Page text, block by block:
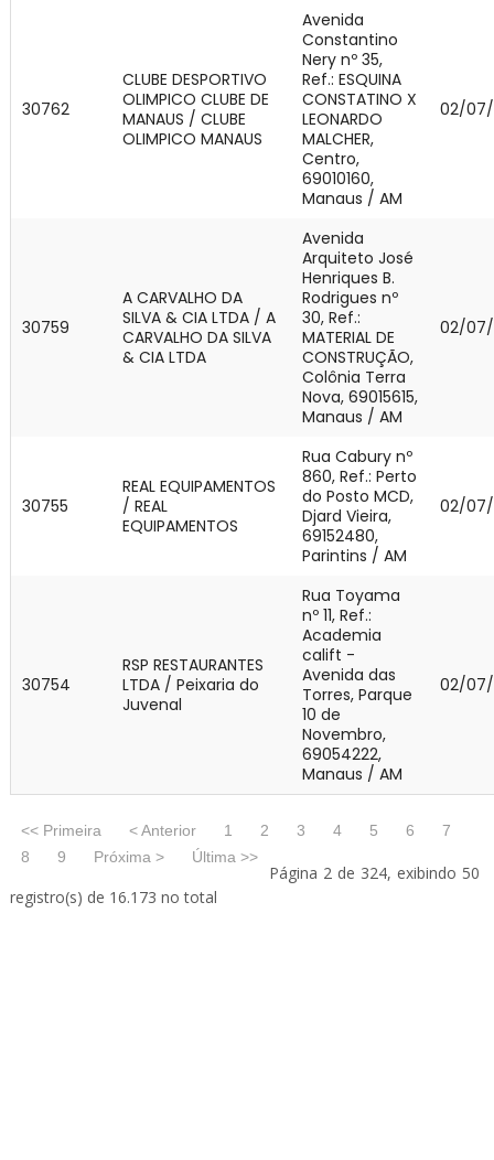
30762
CLUBE DESPORTIVO
OLIMPICO CLUBE DE
MANAUS / CLUBE
OLIMPICO MANAUS
Avenida
Constantino
Nery nº 35,
Ref.: ESQUINA
CONSTATINO X
LEONARDO
MALCHER,
Centro,
69010160,
Manaus / AM
02/
30759
A CARVALHO DA
SILVA & CIA LTDA / A
CARVALHO DA SILVA
& CIA LTDA
Avenida
Arquiteto José
Henriques B.
Rodrigues nº
30, Ref.:
MATERIAL DE
CONSTRUÇÃO,
Colônia Terra
Nova, 69015615,
Manaus / AM
02/
30755
REAL EQUIPAMENTOS
/ REAL
EQUIPAMENTOS
Rua Cabury nº
860, Ref.: Perto
do Posto MCD,
Djard Vieira,
69152480,
Parintins / AM
02/
30754
RSP RESTAURANTES
LTDA / Peixaria do
Juvenal
Rua Toyama
nº 11, Ref.:
Academia
calift -
Avenida das
Torres, Parque
10 de
Novembro,
69054222,
Manaus / AM
02/
<< Primeira < Anterior 1 2 3 4 5 6
7
8
9 Próxima > Última >>
Página 2 de 324, exibindo 50
registro(s) de 16.173 no total